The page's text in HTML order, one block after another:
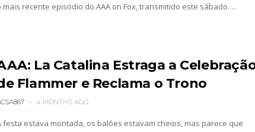
Perfect: SummerSlam 1991 -
mais recente episódio do AAA on Fox, transmitido este sábado. ...
La Catalina Estraga a
Flammer e Reclama o Trono
4 MONTHS AGO
festa estava montada, os balões estavam cheios, mas parece que